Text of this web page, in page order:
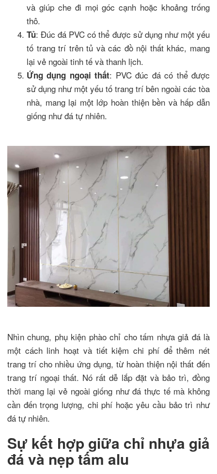
và giúp che đi mọi góc cạnh hoặc khoảng trống
thô.
Tủ: Đúc đá PVC có thể được sử dụng như một yếu
tố trang trí trên tủ và các đồ nội thất khác, mang
lại vẻ ngoài tinh tế và thanh lịch.
Ứng dụng ngoại thất: PVC đúc đá có thể được
sử dụng như một yếu tố trang trí bên ngoài các tòa
nhà, mang lại một lớp hoàn thiện bền và hấp dẫn
giống như đá tự nhiên.
Nhìn chung, phụ kiện phào chỉ cho tấm nhựa giả đá là
một cách linh hoạt và tiết kiệm chi phí để thêm nét
trang trí cho nhiều ứng dụng, từ hoàn thiện nội thất đến
trang trí ngoại thất. Nó rất dễ lắp đặt và bảo trì, đồng
thời mang lại vẻ ngoài giống như đá thực tế mà không
cần đến trọng lượng, chi phí hoặc yêu cầu bảo trì như
đá tự nhiên.
Sự kết hợp giữa chỉ nhựa giả
đá và nẹp tấm alu